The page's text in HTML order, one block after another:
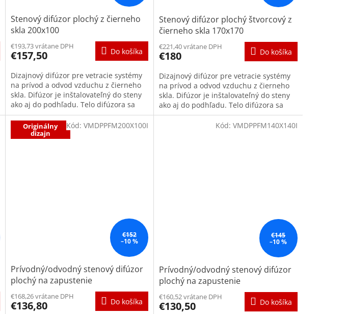
Stenový difúzor plochý z čierneho
skla 200x100
€193,73 vrátane DPH
€157,50 Do košíka
Dizajnový difúzor pre vetracie systémy
na prívod a odvod vzduchu z čierneho
skla. Difúzor je inštalovateľný do steny
ako aj do podhľadu. Telo difúzora sa
skladá z rámu s...
Stenový difúzor plochý štvorcový z
čierneho skla 170x170
€221,40 vrátane DPH
€180 Do košíka
Dizajnový difúzor pre vetracie systémy
na prívod a odvod vzduchu z čierneho
skla. Difúzor je inštalovateľný do steny
ako aj do podhľadu. Telo difúzora sa
skladá z rámu s...
Originálny
dizajn
€152
–10 %
Prívodný/odvodný stenový difúzor
plochý na zapustenie
personalizovateľné 200x100
€168,26 vrátane DPH
€136,80 Do košíka
Kód:VMDPPFM200X100I
€145
–10 %
Prívodný/odvodný stenový difúzor
plochý na zapustenie
personalizovateľné 140x140
€160,52 vrátane DPH
€130,50 Do košíka
Kód: VMDPPFM140X140I